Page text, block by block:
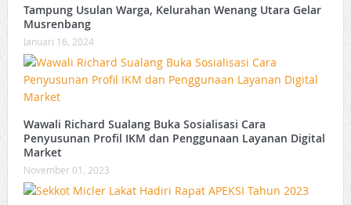
Tampung Usulan Warga, Kelurahan Wenang Utara Gelar
Musrenbang
Januari 16, 2024
Wawali Richard Sualang Buka Sosialisasi Cara
Penyusunan Profil IKM dan Penggunaan Layanan Digital
Market
November 01, 2023